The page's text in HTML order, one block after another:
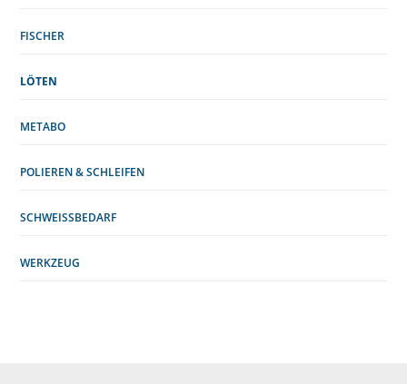
FISCHER
LÖTEN
METABO
POLIEREN & SCHLEIFEN
SCHWEISSBEDARF
WERKZEUG